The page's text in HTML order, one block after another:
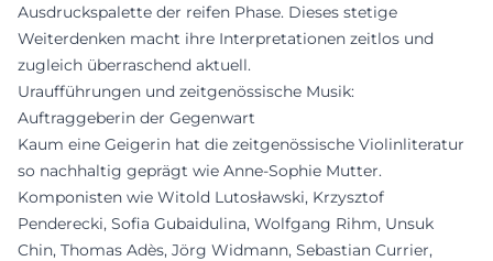
Ausdruckspalette der reifen Phase. Dieses stetige
Weiterdenken macht ihre Interpretationen zeitlos und
zugleich überraschend aktuell.
Uraufführungen und zeitgenössische Musik:
Auftraggeberin der Gegenwart
Kaum eine Geigerin hat die zeitgenössische Violinliteratur
so nachhaltig geprägt wie Anne-Sophie Mutter.
Komponisten wie Witold Lutosławski, Krzysztof
Penderecki, Sofia Gubaidulina, Wolfgang Rihm, Unsuk
Chin, Thomas Adès, Jörg Widmann, Sebastian Currier,